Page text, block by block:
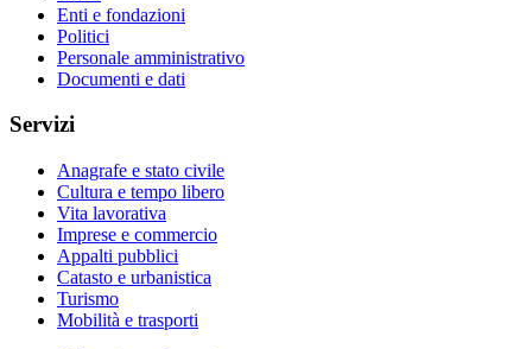
Enti e fondazioni
Politici
Personale amministrativo
Documenti e dati
Servizi
Anagrafe e stato civile
Cultura e tempo libero
Vita lavorativa
Imprese e commercio
Appalti pubblici
Catasto e urbanistica
Turismo
Mobilità e trasporti